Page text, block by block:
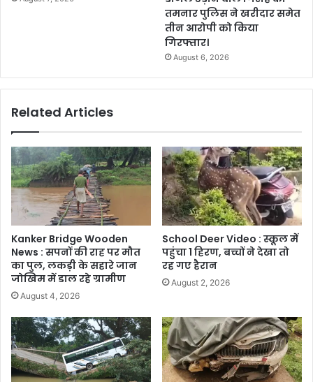
तमनार पुलिस ने खरीदार समेत
तीन आरोपी को किया
गिरफ्तार।
August 6, 2026
Related Articles
Kanker Bridge Wooden
News : सपनों की राह पर मौत
का पुल, लकड़ी के सहारे जान
जोखिम में डाल रहे ग्रामीण
August 4, 2026
School Deer Video : स्कूल में
पहुंचा 1 हिरण, बच्चों ने देखा तो
रह गए हैरान
August 2, 2026